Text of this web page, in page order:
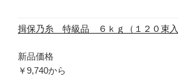
揖保乃糸 特級品 ６ｋｇ（１２０束入
新品価格
￥9,740から